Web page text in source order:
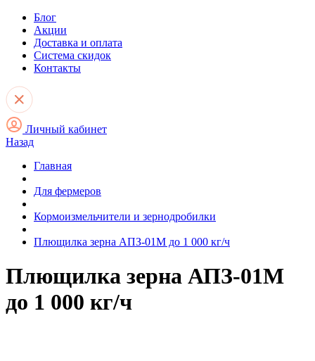
Блог
Акции
Доставка и оплата
Система скидок
Контакты
Личный кабинет
Назад
Главная
Для фермеров
Кормоизмельчители и зернодробилки
Плющилка зерна АПЗ-01М до 1 000 кг/ч
Плющилка зерна АПЗ-01М
до 1 000 кг/ч